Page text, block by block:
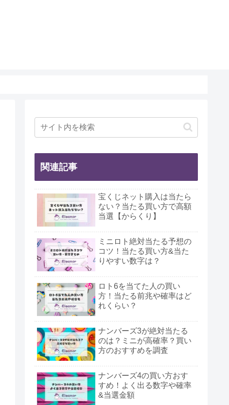
関連記事
宝くじネット購入は当たら
ない？当たる買い方で高額
当選【からくり】
ミニロト絶対当たる予想の
コツ！当たる買い方&当た
りやすい数字は？
ロト6を当てた人の買い
方！当たる前兆や確率はど
れくらい？
ナンバーズ3が絶対当たる
のは？ミニが高確率？買い
方のおすすめを調査
ナンバーズ4の買い方おす
すめ！よく出る数字や確率
&当選金額